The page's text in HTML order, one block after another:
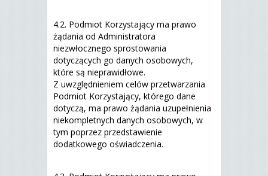
4.2. Podmiot Korzystający ma prawo
żądania od Administratora
niezwłocznego sprostowania
dotyczących go danych osobowych,
które są nieprawidłowe.
Z uwzględnieniem celów przetwarzania
Podmiot Korzystający, którego dane
dotyczą, ma prawo żądania uzupełnienia
niekompletnych danych osobowych, w
tym poprzez przedstawienie
dodatkowego oświadczenia.